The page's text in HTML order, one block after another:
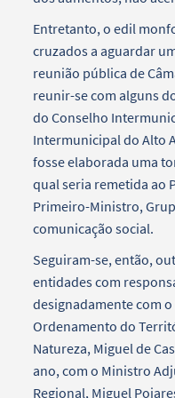
Entretanto, o edil
cruzados a aguardar
reunião pública de
reunir-se com alguns
do Conselho
Intermunicipal do Alto
fosse elaborada uma
qual seria remetida ao
Primeiro-Ministro,
comunicação social.
Seguiram-se, então,
entidades com
designadamente com
Ordenamento do
Natureza, Miguel de
ano, com o Ministro
Regional, Miguel